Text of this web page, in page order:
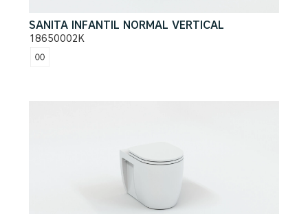
SANITA INFANTIL NORMAL VERTICAL
18650002K